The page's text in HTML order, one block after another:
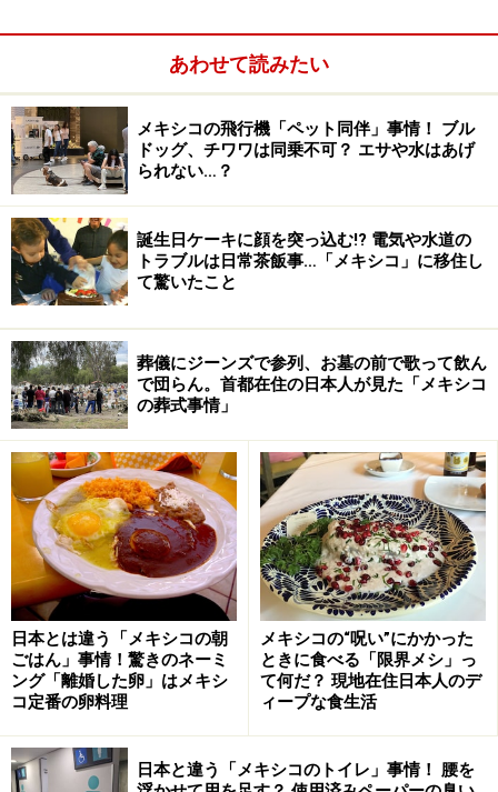
タラウマラ（ララムリ）についてはこちら＞＞＞
コ・チワワの山脈に暮らす先住民族タラウマラ
チワワ太平洋鉄道の概要や、おすすめスポットを案内し
ています＞＞＞ メキシコ北部の大自然を満喫！チワワ太
平洋鉄道の旅
ル・フエルテ
リール
チワワ太平洋鉄道ルートの宿泊先はこちら＞＞＞チワワ
太平洋鉄道ルートのホテル
あわせて読みたい
メキシコの飛行機「ペット同伴」事情！ ブル
ドッグ、チワワは同乗不可？ エサや水はあげ
られない…？
誕生日ケーキに顔を突っ込む!? 電気や水道の
トラブルは日常茶飯事…「メキシコ」に移住し
て驚いたこと
葬儀にジーンズで参列、お墓の前で歌って飲ん
で団らん。首都在住の日本人が見た「メキシコ
の葬式事情」
日本とは違う「メキシコの朝
ごはん」事情！驚きのネーミ
ング「離婚した卵」はメキシ
コ定番の卵料理
メキシコの“呪い”にかかった
ときに食べる「限界メシ」っ
て何だ？ 現地在住日本人のデ
ィープな食生活
日本と違う「メキシコのトイレ」事情！ 腰を